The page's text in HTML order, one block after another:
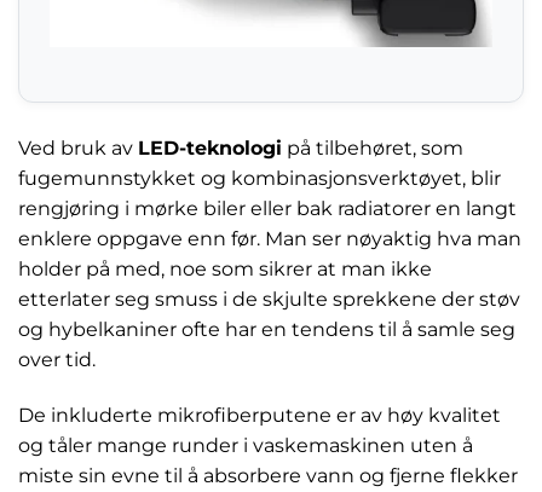
Ved bruk av LED-teknologi på tilbehøret, som
fugemunnstykket og kombinasjonsverktøyet, blir
rengjøring i mørke biler eller bak radiatorer en langt
enklere oppgave enn før. Man ser nøyaktig hva man
holder på med, noe som sikrer at man ikke
etterlater seg smuss i de skjulte sprekkene der støv
og hybelkaniner ofte har en tendens til å samle seg
over tid.
De inkluderte mikrofiberputene er av høy kvalitet
og tåler mange runder i vaskemaskinen uten å
miste sin evne til å absorbere vann og fjerne flekker